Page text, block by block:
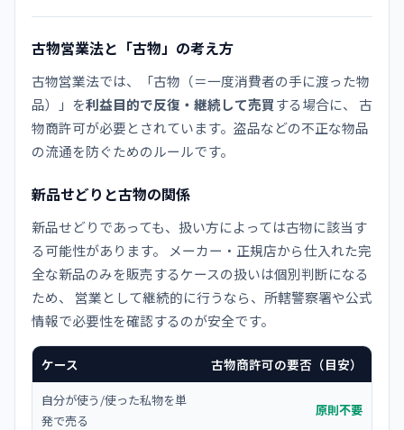
古物営業法と「古物」の考え方
古物営業法では、「古物（＝一度消費者の手に渡った物
品）」を利益目的で反復・継続して売買する場合に、 古
物商許可が必要とされています。盗品などの不正な物品
の流通を防ぐためのルールです。
新品せどりと古物の関係
新品せどりであっても、扱い方によっては古物に該当す
る可能性があります。 メーカー・正規店から仕入れた完
全な新品のみを販売するケースの扱いは個別判断になる
ため、 営業として継続的に行うなら、所轄警察署や公式
情報で必要性を確認するのが安全です。
ケース 古物商許可の要否（目安）
自分が使う/使った私物を単
発で売る
原則不要